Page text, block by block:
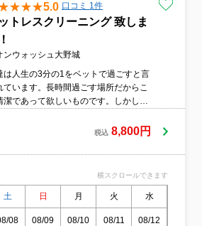
5.0 口コミ 1件
トレスクリーニング 致しま
ンウォッシュ大野城
は人生の3分の1をベットで過ごすと言
ています。長時間過ごす場所だからこ
潔であって欲しいものです。しかし私
汗の湿気と合わさってカビやダニが発
カビ、汚れを人体に影響がない、イオ
税込 8,800円
横スクロールできます
土 日 月 火 水
08
08/09
08/10
08/11
08/12